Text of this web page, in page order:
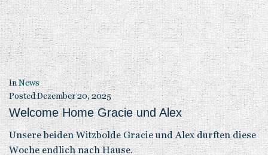
InNews
PostedDezember 6, 2025
Unser Nikolauswunsch
Unser größter Nikolaus-Wunsch: Unser Dezember-Ziel
von 10.000 € Spenden näher zu kommen, damit wir all
das stemmen können, was notwendig ist.